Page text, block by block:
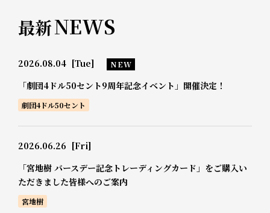
最新NEWS
2026.08.04 [Tue] NEW
「劇団4ドル50セント9周年記念イベント」開催決定！
劇団4ドル50セント
2026.06.26 [Fri]
「宮地樹 バースデー記念トレーディングカード」をご購入い
ただきました皆様へのご案内
宮地樹